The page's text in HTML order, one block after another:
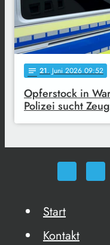
notes 21. Juni 2026 09:52
Opferstock in
Polizei sucht
Start
Kontakt